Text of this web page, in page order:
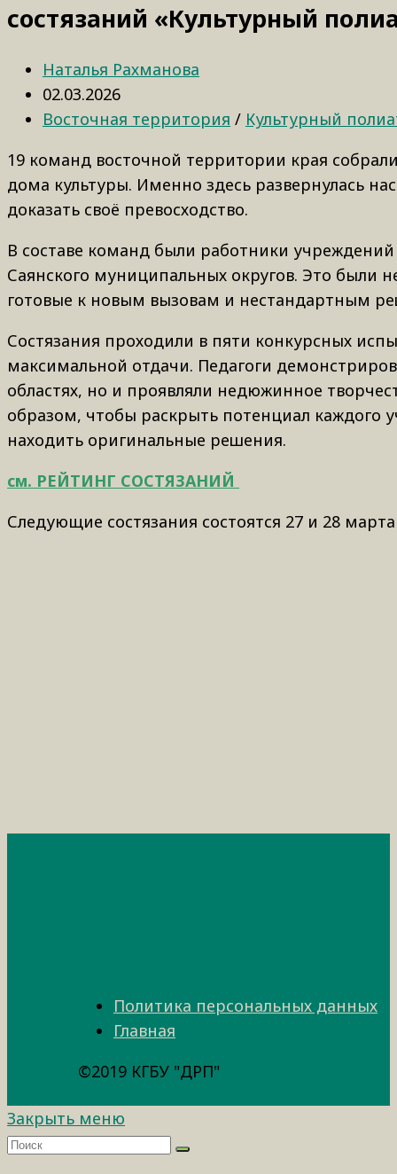
состязаний «Культурный
Наталья Рахманова
02.03.2026
Восточная территория / Культурный
19 команд восточной территории края
дома культуры. Именно здесь развернулась
доказать своё превосходство.
В составе команд были работники
Саянского муниципальных округов. Это были
готовые к новым вызовам и нестандартным
Состязания проходили в пяти конкурсных
максимальной отдачи. Педагоги
областях, но и проявляли недюжинное
образом, чтобы раскрыть потенциал каждого
находить оригинальные решения.
см. РЕЙТИНГ СОСТЯЗАНИЙ
Следующие состязания состоятся 27 и 28
Политика персональных данных
Главная
©2019 КГБУ "ДРП"
Закрыть меню